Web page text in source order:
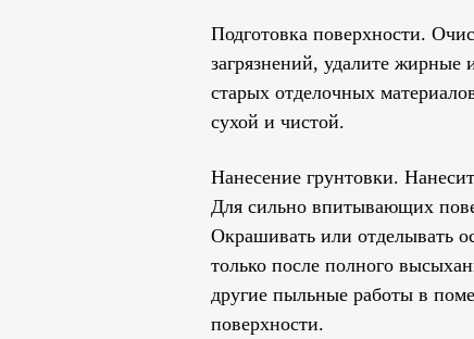
Подготовка поверхности.
загрязнений, удалите
старых отделочных
сухой и чистой.
Нанесение грунтовки.
Для сильно впитывающих
Окрашивать или отделывать
только после полного
другие пыльные работы в
поверхности.